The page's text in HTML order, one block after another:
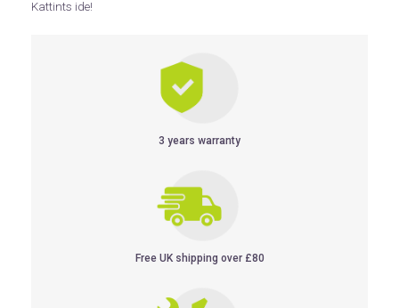
Kattints ide!
3 years warranty
Free UK shipping over £80